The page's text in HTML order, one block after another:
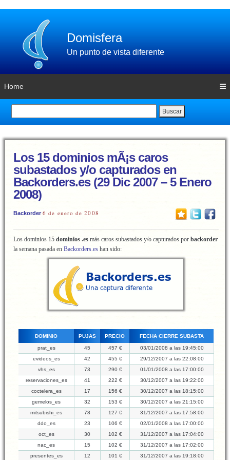
Domisfera
Un punto de vista diferente
Home
Buscar
Los 15 dominios mÃ¡s caros
subastados y/o capturados en
Backorders.es (29 Dic 2007 – 5 Enero
2008)
Backorder 6 de enero de 2008
Los dominios 15 dominios .es más caros subastados y/o capturados por backorder
la semana pasada en Backorders.es han sido:
DOMINIO PUJAS PRECIO FECHA CIERRE SUBASTA
prat_es 45 457 €
03/01/2008 a las 19:45:00
evideos_es
42 455 €
29/12/2007 a las 22:08:00
vhs_es
73 290 €
01/01/2008 a las 17:00:00
reservaciones_es
41 222 €
30/12/2007 a las 19:22:00
coctelera_es
17 156 €
30/12/2007 a las 18:15:00
gemelos_es
32 153 €
30/12/2007 a las 21:15:00
mitsubishi_es
78 127 €
31/12/2007 a las 17:58:00
ddo_es
23 106 €
02/01/2008 a las 17:00:00
oct_es
30 102 €
31/12/2007 a las 17:04:00
nac_es
15 102 €
31/12/2007 a las 17:02:00
presentes_es
12 101 € 31/12/2007 a las 19:18:00